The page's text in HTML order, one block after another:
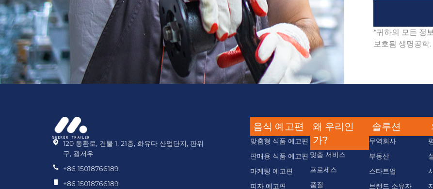
*귀하의 모든 정
보호됨 생명공학.
120 동환로, 건물 1, 21층, 화유다 산업단지, 판위
구, 광저우
+86 15018766189
+86 15018766189
음식 예고편
맞춤형 식품 예고편
판매용 식품 예고편
마케팅 예고편
피자 예고편
왜 우리인
가?
맞춤 서비스
프로세스
품질
솔루션
무역회사
부동산
스타트업
브랜드 소유자